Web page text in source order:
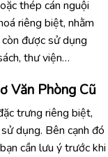
thép cán nguội
riêng biệt, nhằm
được sử dụng
thư viện…
Văn Phòng Cũ
trưng riêng biệt,
dụng. Bên cạnh đó
cần lưu ý trước khi